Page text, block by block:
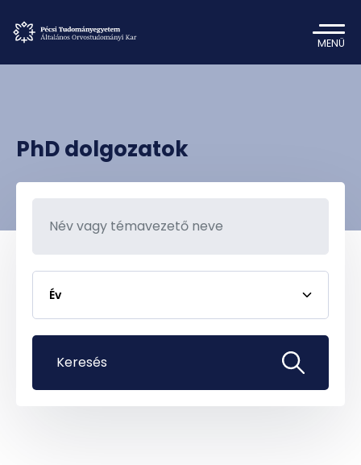
MENÜ
PhD dolgozatok
Év
Keresés